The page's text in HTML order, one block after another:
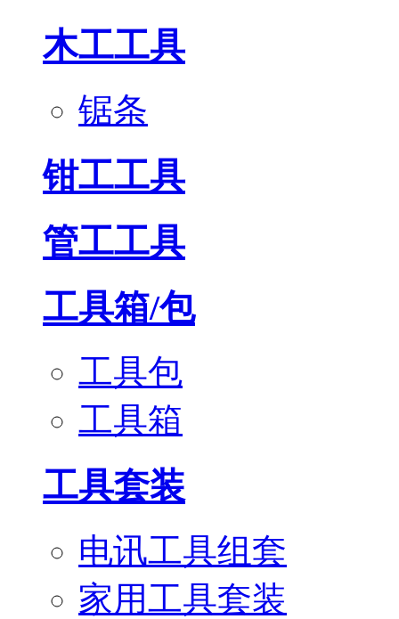
木工工具
锯条
钳工工具
管工工具
工具箱/包
工具包
工具箱
工具套装
电讯工具组套
家用工具套装